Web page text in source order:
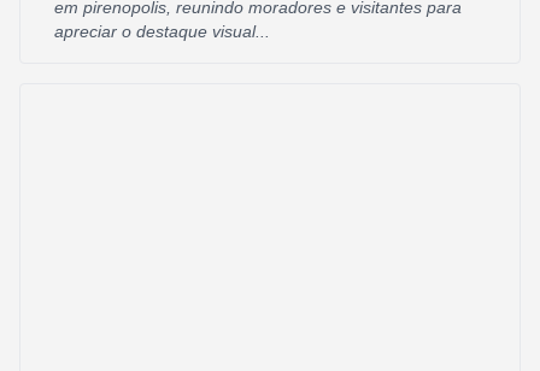
em pirenopolis, reunindo moradores e visitantes para
apreciar o destaque visual...